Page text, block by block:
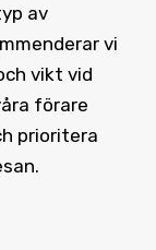
av
vi
vikt vid
förare
prioritera